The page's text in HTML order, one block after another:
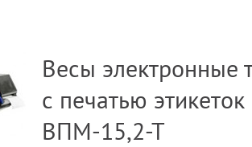
Весы электронные
с печатью этикеток
ВПМ-15,2-Т